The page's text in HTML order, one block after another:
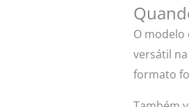
O
versátil
formato